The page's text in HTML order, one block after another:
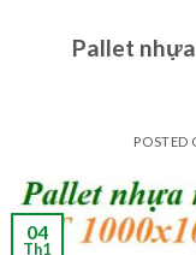
Pallet
POSTED
04
Th1